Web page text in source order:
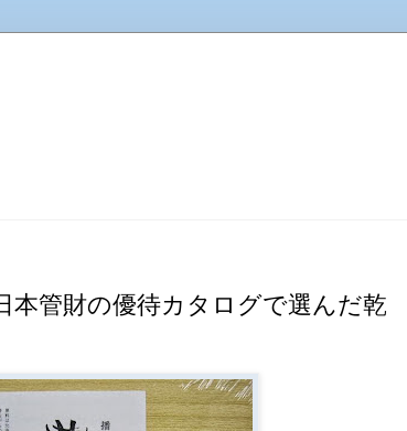
本管財の優待カタログで選んだ乾